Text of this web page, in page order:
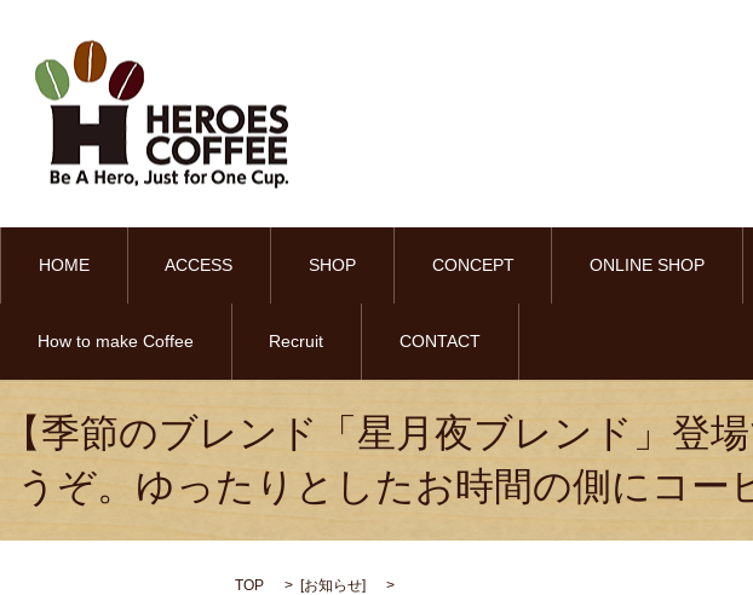
HOME ACCESS SHOP CONCEPT ONLINE SHOP
How to make Coffee Recruit CONTACT
【季節のブレンド「星月夜ブレンド」
うぞ。ゆったりとしたお時間の側にコー
TOP [お知らせ]